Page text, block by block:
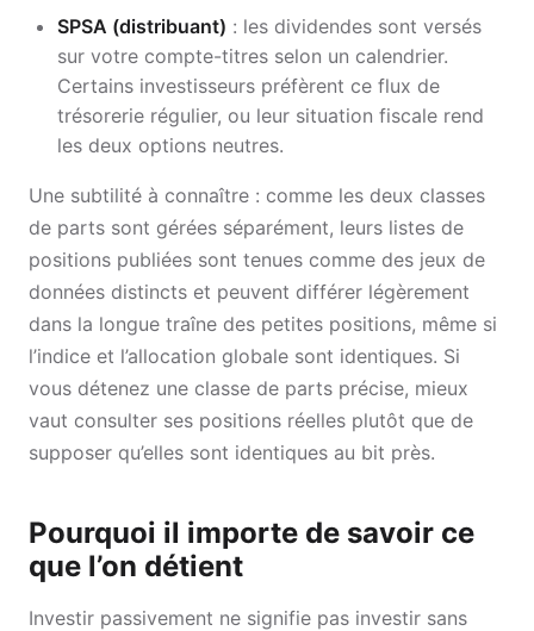
SPSA (distribuant) : les dividendes sont versés
sur votre compte-titres selon un calendrier.
Certains investisseurs préfèrent ce flux de
trésorerie régulier, ou leur situation fiscale rend
les deux options neutres.
Une subtilité à connaître : comme les deux classes
de parts sont gérées séparément, leurs listes de
positions publiées sont tenues comme des jeux de
données distincts et peuvent différer légèrement
dans la longue traîne des petites positions, même si
l’indice et l’allocation globale sont identiques. Si
vous détenez une classe de parts précise, mieux
vaut consulter ses positions réelles plutôt que de
supposer qu’elles sont identiques au bit près.
Pourquoi il importe de savoir ce
que l’on détient
Investir passivement ne signifie pas investir sans